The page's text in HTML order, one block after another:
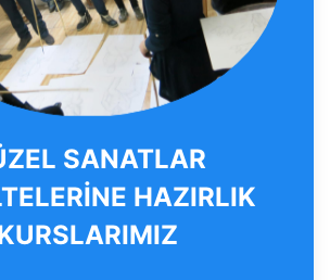
SANATLAR
HAZIRLIK